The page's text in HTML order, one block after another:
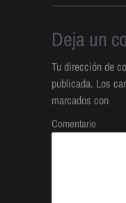
Deja un
Tu dirección de
publicada. Los
marcados con
Comentario